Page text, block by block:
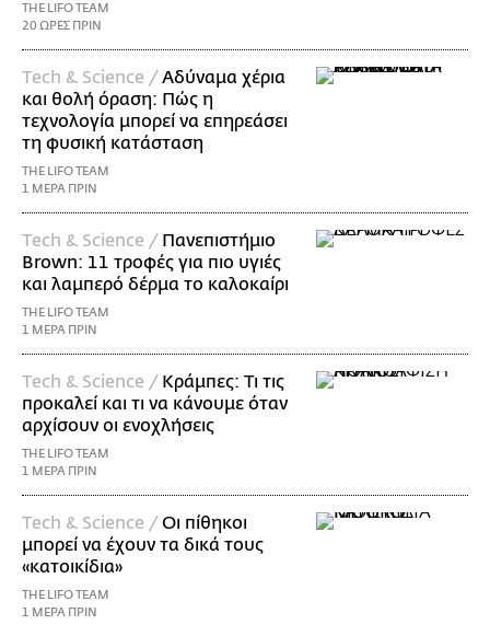
THE LIFO TEAM
20 ΩΡΕΣ ΠΡΙΝ
Τech & Science /Αδύναμα χέρια
και θολή όραση: Πώς η
τεχνολογία μπορεί να επηρεάσει
τη φυσική κατάσταση
THE LIFO TEAM
1 ΜΕΡΑ ΠΡΙΝ
Τech & Science / Πανεπιστήμιο
Brown: 11 τροφές για πιο υγιές
και λαμπερό δέρμα το καλοκαίρι
THE LIFO TEAM
1 ΜΕΡΑ ΠΡΙΝ
Τech & Science / Κράμπες: Τι τις
προκαλεί και τι να κάνουμε όταν
αρχίσουν οι ενοχλήσεις
THE LIFO TEAM
1 ΜΕΡΑ ΠΡΙΝ
Τech & Science /Οι πίθηκοι
μπορεί να έχουν τα δικά τους
«κατοικίδια»
THE LIFO TEAM
1 ΜΕΡΑ ΠΡΙΝ